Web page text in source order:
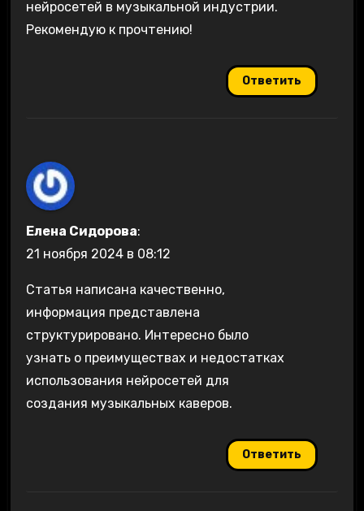
нейросетей в музыкальной индустрии.
Рекомендую к прочтению!
Ответить
Елена Сидорова:
21 ноября 2024 в 08:12
Статья написана качественно,
информация представлена
структурировано. Интересно было
узнать о преимуществах и недостатках
использования нейросетей для
создания музыкальных каверов.
Ответить